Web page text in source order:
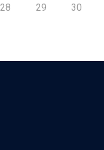
28 29 30